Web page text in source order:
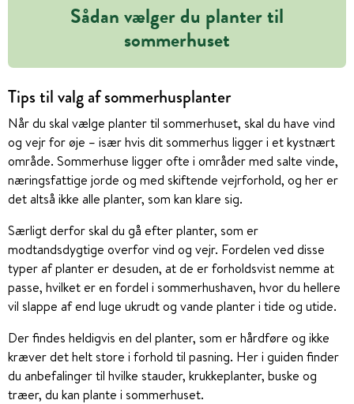
Sådan vælger du planter til
sommerhuset
Tips til valg af sommerhusplanter
Når du skal vælge planter til sommerhuset, skal du have vind
og vejr for øje – især hvis dit sommerhus ligger i et kystnært
område. Sommerhuse ligger ofte i områder med salte vinde,
næringsfattige jorde og med skiftende vejrforhold, og her er
det altså ikke alle planter, som kan klare sig.
Særligt derfor skal du gå efter planter, som er
modtandsdygtige overfor vind og vejr. Fordelen ved disse
typer af planter er desuden, at de er forholdsvist nemme at
passe, hvilket er en fordel i sommerhushaven, hvor du hellere
vil slappe af end luge ukrudt og vande planter i tide og utide.
Der findes heldigvis en del planter, som er hårdføre og ikke
kræver det helt store i forhold til pasning. Her i guiden finder
du anbefalinger til hvilke stauder, krukkeplanter, buske og
træer, du kan plante i sommerhuset.